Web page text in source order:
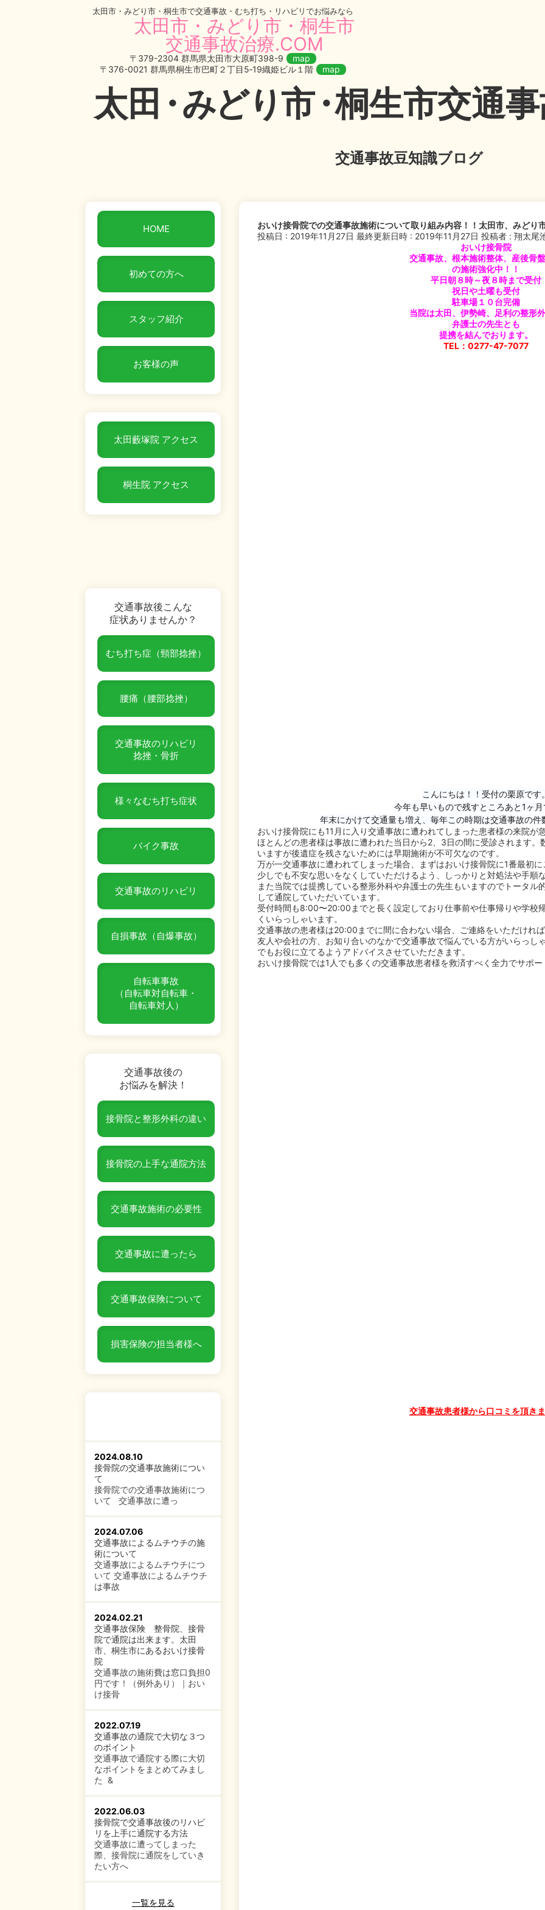
太田市・みどり市・桐生市で交通事故・むち打ち・リハビリでお悩みなら
太田市・みどり市・桐生市
交通事故治療.COM
〒379-2304 群馬県太田市大原町398-9
map
〒376-0021 群馬県桐生市巴町２丁目5‐19織姫ビル１階
map
太田・みどり市・桐生市交通
交通事故豆知識ブログ
HOME
初めての方へ
スタッフ紹介
お客様の声
太田藪塚院 アクセス
桐生院 アクセス
交通事故後こんな
症状ありませんか？
むち打ち症（頸部捻挫）
腰痛（腰部捻挫）
交通事故のリハビリ
捻挫・骨折
様々なむち打ち症状
バイク事故
交通事故のリハビリ
自損事故（自爆事故）
自転車事故
（自転車対自転車・
自転車対人）
交通事故後の
お悩みを解決！
接骨院と整形外科の違い
接骨院の上手な通院方法
交通事故施術の必要性
交通事故に遭ったら
交通事故保険について
損害保険の担当者様へ
2024.08.10
接骨院の交通事故施術につい
て
接骨院での交通事故施術につ
いて 交通事故に遭っ
2024.07.06
交通事故によるムチウチの施
術について
交通事故によるムチウチにつ
いて 交通事故によるムチウチ
は事故
2024.02.21
交通事故保険 整骨院、接骨
院で通院は出来ます。太田
市、桐生市にあるおいけ接骨
院
交通事故の施術費は窓口負担0
円です！（例外あり）｜おい
け接骨
2022.07.19
交通事故の通院で大切な３つ
のポイント
交通事故で通院する際に大切
なポイントをまとめてみまし
た &
2022.06.03
接骨院で交通事故後のリハビ
リを上手に通院する方法
交通事故に遭ってしまった
際、接骨院に通院をしていき
たい方へ
一覧を見る
おいけ接骨院での交通事故施術について取り組み内容！！太田市、みどり
投稿日 : 2019年11月27日 最終更新日時 : 2019年11月27日 投稿者 :翔太尾
おいけ接骨院
交通事故、根本施術整体、産後骨
の施術強化中！！
平日朝８時～夜８時まで受付
祝日や土曜も受付
駐車場１０台完備
当院は太田、伊勢崎、足利の整形
弁護士の先生とも
提携を結んでおります。
TEL：0277-47-7077
こんにちは！！受付の栗原です
今年も早いもので残すところあと1ヶ
年末にかけて交通量も増え、毎年この時期は交通事故の
おいけ接骨院にも11月に入り交通事故に遭われてしまった患者様の来院が
ほとんどの患者様は事故に遭われた当日から2、3日の間に受診されます
いますが後遺症を残さないためには早期施術が不可欠なのです。
万が一交通事故に遭われてしまった場合、まずはおいけ接骨院に1番最初
少しでも不安な思いをなくしていただけるよう、しっかりと対処法や手順
また当院では提携している整形外科や弁護士の先生もいますのでトータル
して通院していただいています。
受付時間も8:00〜20:00までと長く設定しており仕事前や仕事帰りや学校
くいらっしゃいます。
交通事故の患者様は20:00までに間に合わない場合、ご連絡をいただけれ
友人や会社の方、お知り合いのなかで交通事故で悩んでいる方がいらっし
でもお役に立てるようアドバイスさせていただきます。
おいけ接骨院では1人でも多くの交通事故患者様を救済すべく全力でサポ
交通事故患者様から口コミを頂き